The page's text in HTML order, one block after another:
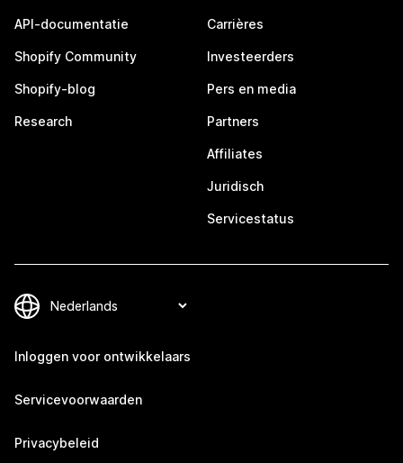
API-documentatie
Shopify Community
Shopify-blog
Research
Carrières
Investeerders
Pers en media
Partners
Affiliates
Juridisch
Servicestatus
Inloggen voor ontwikkelaars
Servicevoorwaarden
Privacybeleid